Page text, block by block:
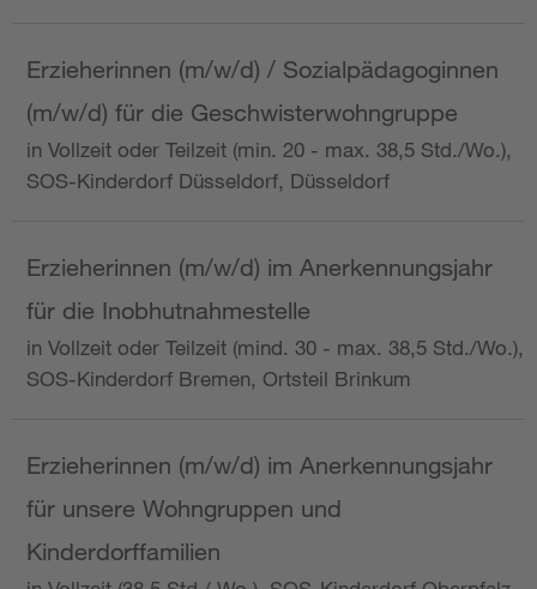
Erzieherinnen (m/w/d) / Sozialpädagoginnen
(m/w/d) für die Geschwisterwohngruppe
in Vollzeit oder Teilzeit (min. 20 - max. 38,5 Std./Wo.),
SOS-Kinderdorf Düsseldorf, Düsseldorf
Erzieherinnen (m/w/d) im Anerkennungsjahr
für die Inobhutnahmestelle
in Vollzeit oder Teilzeit (mind. 30 - max. 38,5 Std./Wo.),
SOS-Kinderdorf Bremen, Ortsteil Brinkum
Erzieherinnen (m/w/d) im Anerkennungsjahr
für unsere Wohngruppen und
Kinderdorffamilien